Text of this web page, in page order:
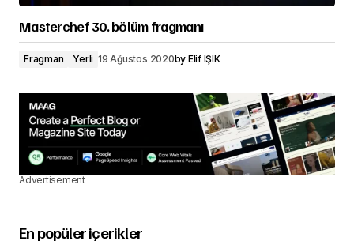
Masterchef 30. bölüm fragmanı
Fragman Yerli 19 Ağustos 2020by Elif IŞIK
Advertisement
En popüler içerikler